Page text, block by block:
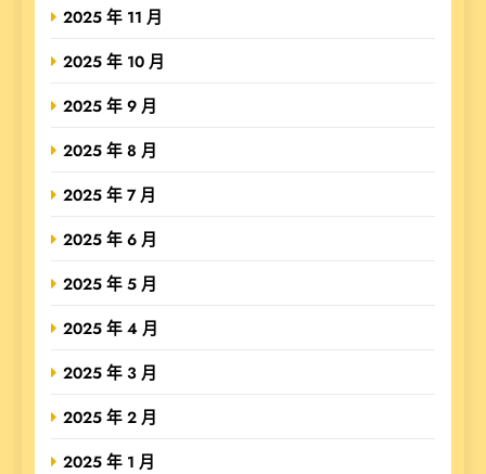
2025 年 11 月
2025 年 10 月
2025 年 9 月
2025 年 8 月
2025 年 7 月
2025 年 6 月
2025 年 5 月
2025 年 4 月
2025 年 3 月
2025 年 2 月
2025 年 1 月